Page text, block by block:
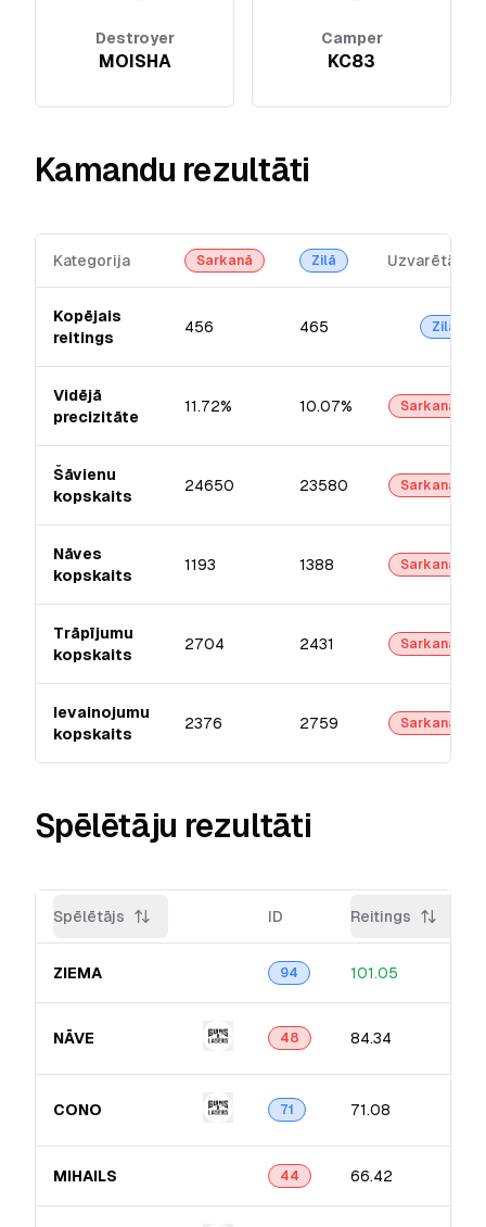
Destroyer
MOISHA
Camper
KC83
Kamandu rezultāti
Kategorija Sarkanā Zilā Uzvarētājs
Kopējais
reitings
456 465 Zilā
Vidējā
precizitāte
11.72% 10.07% Sarkanā
Šāvienu
kopskaits
24650 23580 Sarkanā
Nāves
kopskaits
1193 1388 Sarkanā
Trāpījumu
kopskaits
2704 2431 Sarkanā
Ievainojumu
kopskaits
2376 2759 Sarkanā
Spēlētāju rezultāti
Spēlētājs ID Reitings
ZIEMA 94 101.05
NĀVE 48 84.34
CONO 71 71.08
MIHAILS 44 66.42